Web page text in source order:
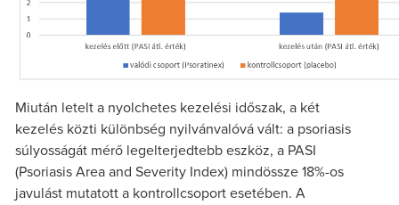
Miután letelt a nyolchetes kezelési időszak, a két
kezelés közti különbség nyilvánvalóvá vált: a psoriasis
súlyosságát mérő legelterjedtebb eszköz, a PASI
(Psoriasis Area and Severity Index) mindössze 18%-os
javulást mutatott a kontrollcsoport esetében. A